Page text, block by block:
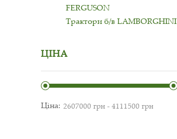
FERGUSON
Трактори б/в LAMBORGHINI
ЦІНА
Ціна: